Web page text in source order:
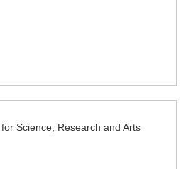
Science, Research and Arts